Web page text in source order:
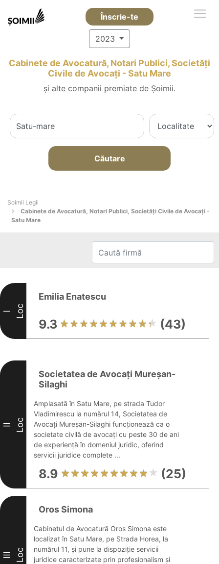
Înscrie-te
2023
Cabinete de Avocatură, Notari Publici, Societăți
Civile de Avocați - Satu Mare
și alte companii premiate de Șoimii.
Căutare
Șoimii Legii
Cabinete de Avocatură, Notari Publici, Societăți Civile de Avocați -
Satu Mare
I Loc
Emilia Enatescu
9.3 (43)
II Loc
Societatea de Avocați Mureșan-
Silaghi
Amplasată în Satu Mare, pe strada Tudor
Vladimirescu la numărul 14, Societatea de
Avocați Mureșan-Silaghi funcționează ca o
societate civilă de avocați cu peste 30 de ani
de experiență în domeniul juridic, oferind
servicii juridice complete ...
8.9 (25)
III Loc
Oros Simona
Cabinetul de Avocatură Oros Simona este
localizat în Satu Mare, pe Strada Horea, la
numărul 11, și pune la dispoziție servicii
juridice caracterizate prin profesionalism și